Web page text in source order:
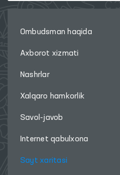
Ombudsman haqida
Axborot xizmati
Nashrlar
Xalqaro hamkorlik
Savol-javob
Internet qabulxona
Sayt xaritasi